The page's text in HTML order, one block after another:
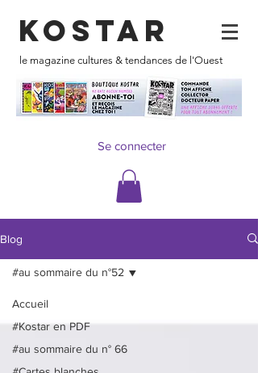
KOSTAR
le magazine cultures & tendances de l'Ouest
Se connecter
Blog
Accueil
#Kostar en PDF
#au sommaire du n° 66
#au sommaire du n°52